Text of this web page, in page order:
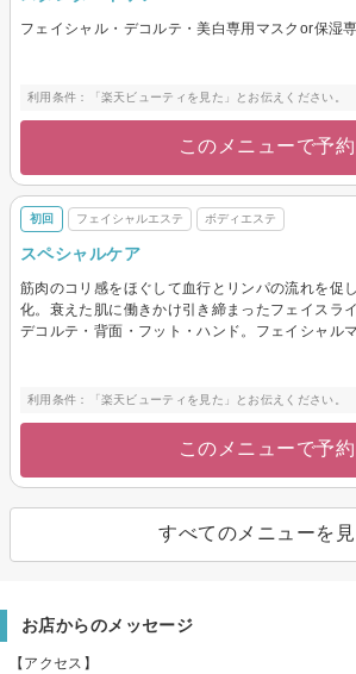
フェイシャル・デコルテ・美白専用マスクor保湿
利用条件：「楽天ビューティを見た」とお伝えください。
このメニューで予約
初回 フェイシャルエステ ボディエステ
スペシャルケア
筋肉のコリ感をほぐして血行とリンパの流れを促
化。衰えた肌に働きかけ引き締まったフェイスラ
デコルテ・背面・フット・ハンド。フェイシャル
利用条件：「楽天ビューティを見た」とお伝えください。
このメニューで予約
すべてのメニューを見
お店からのメッセージ
【アクセス】